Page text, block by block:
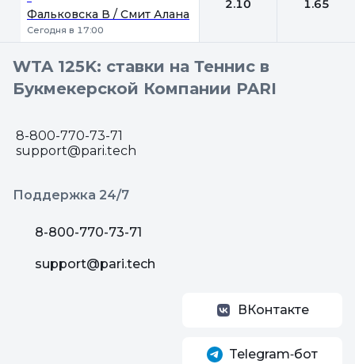
Фальковска В / Смит Алана
Сегодня в 17:00
2.10 1.65
WTA 125K: ставки на Теннис в
Букмекерской Компании PARI
8-800-770-73-71
support@pari.tech
Поддержка 24/7
8-800-770-73-71
support@pari.tech
ВКонтакте
Telegram‑бот